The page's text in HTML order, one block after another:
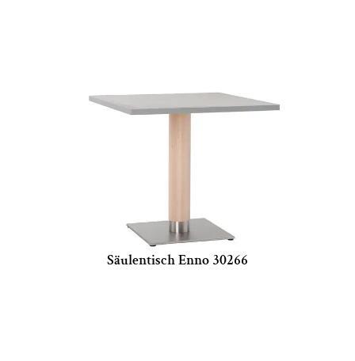
Säulentisch Enno 30266